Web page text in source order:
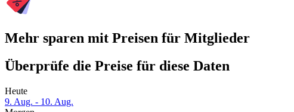
Mehr sparen mit Preisen für Mitglieder
Überprüfe die Preise für diese Daten
Heute
9. Aug. - 10. Aug.